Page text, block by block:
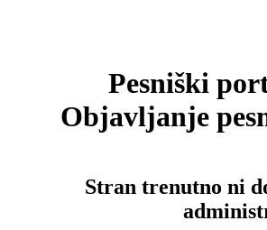
Pesniški
Objavljanje
Stran trenutno ni